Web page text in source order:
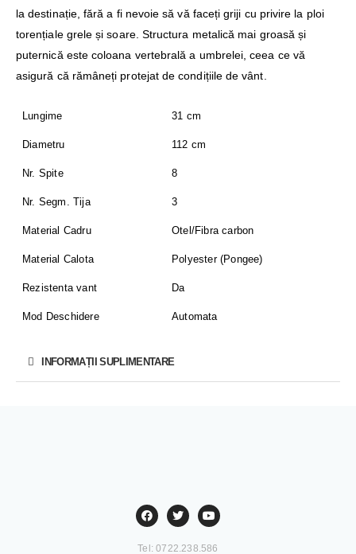
la destinație, fără a fi nevoie să vă faceți griji cu privire la ploi
torențiale grele și soare. Structura metalică mai groasă și
puternică este coloana vertebrală a umbrelei, ceea ce vă
asigură că rămâneți protejat de condițiile de vânt.
Lungime 31 cm
Diametru 112 cm
Nr. Spite 8
Nr. Segm. Tija 3
Material Cadru Otel/Fibra carbon
Material Calota Polyester (Pongee)
Rezistenta vant Da
Mod Deschidere Automata
INFORMAȚII SUPLIMENTARE
Tel: 0722.238.586